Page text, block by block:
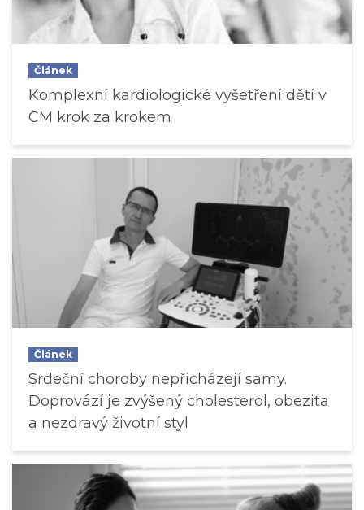
Článek
Komplexní kardiologické vyšetření dětí v
CM krok za krokem
Článek
Srdeční choroby nepřicházejí samy.
Doprovází je zvýšený cholesterol, obezita
a nezdravý životní styl